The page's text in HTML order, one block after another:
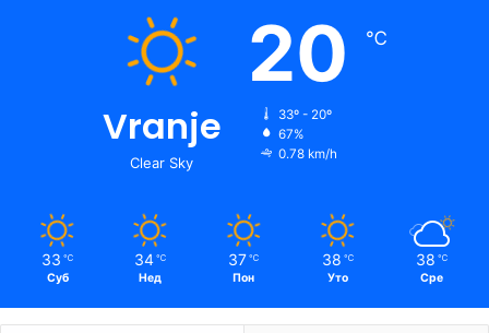
Vranje
Clear Sky
20 ℃
33º - 20º
67%
0.78 km/h
33 ℃
Суб
34 ℃
Нед
37 ℃
Пон
38 ℃
Уто
38 ℃
Сре